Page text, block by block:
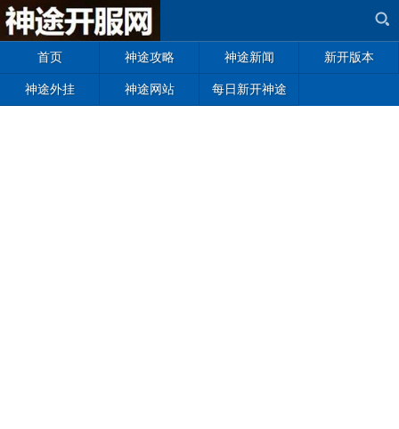
首页 神途攻略 神途新闻 新开版本
神途外挂 神途网站 每日新开神途